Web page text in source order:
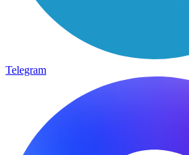
Telegram